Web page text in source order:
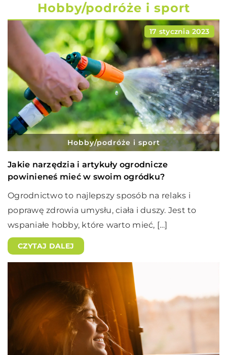
Hobby/podróże i sport
17 stycznia 2023
Hobby/podróże i sport
Jakie narzędzia i artykuły ogrodnicze
powinieneś mieć w swoim ogródku?
Ogrodnictwo to najlepszy sposób na relaks i
poprawę zdrowia umysłu, ciała i duszy. Jest to
wspaniałe hobby, które warto mieć, […]
CZYTAJ DALEJ